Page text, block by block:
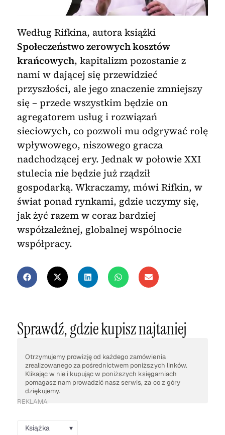
Według Rifkina, autora książki
Społeczeństwo zerowych kosztów
krańcowych, kapitalizm pozostanie z
nami w dającej się przewidzieć
przyszłości, ale jego znaczenie zmniejszy
się – przede wszystkim będzie on
agregatorem usług i rozwiązań
sieciowych, co pozwoli mu odgrywać rolę
wpływowego, niszowego gracza
nadchodzącej ery. Jednak w połowie XXI
stulecia nie będzie już rządził
gospodarką. Wkraczamy, mówi Rifkin, w
świat ponad rynkami, gdzie uczymy się,
jak żyć razem w coraz bardziej
współzależnej, globalnej wspólnocie
współpracy.
Sprawdź, gdzie kupisz najtaniej
Otrzymujemy prowizję od każdego zamówienia
zrealizowanego za pośrednictwem poniższych linków.
Klikając w nie i kupując w poniższych księgarniach
pomagasz nam prowadzić nasz serwis, za co z góry
dziękujemy.
REKLAMA
Książka